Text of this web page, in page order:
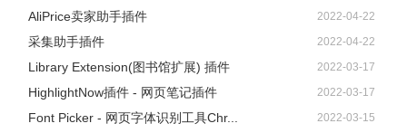
AliPrice卖家助手插件 2022-04-22
采集助手插件 2022-04-22
Library Extension(图书馆扩展) 插件 2022-03-17
HighlightNow插件 - 网页笔记插件 2022-03-17
Font Picker - 网页字体识别工具Chr... 2022-03-15